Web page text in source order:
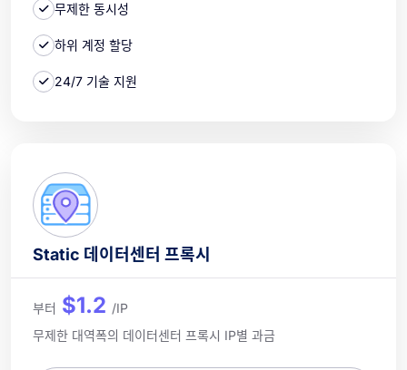
무제한 동시성
하위 계정 할당
24/7 기술 지원
Static 데이터센터 프록시
부터 $1.2 /IP
무제한 대역폭의 데이터센터 프록시 IP별 과금